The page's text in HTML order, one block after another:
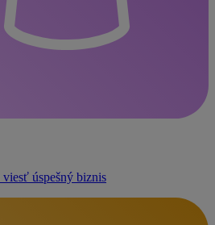
viesť úspešný biznis